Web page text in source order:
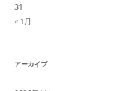
31
« 1月
アーカイブ